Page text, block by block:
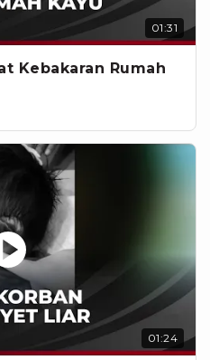
01:31
Kebakaran Rumah
01:24